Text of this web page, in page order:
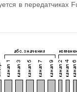
в